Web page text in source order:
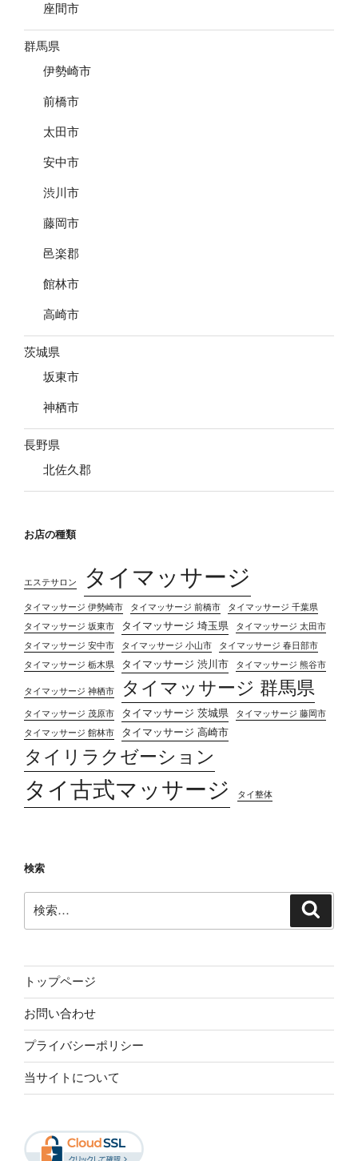
座間市
群馬県
伊勢崎市
前橋市
太田市
安中市
渋川市
藤岡市
邑楽郡
館林市
高崎市
茨城県
坂東市
神栖市
長野県
北佐久郡
お店の種類
エステサロン タイマッサージ
タイマッサージ 伊勢崎市 タイマッサージ 前橋市
タイマッサージ 千葉県
タイマッサージ 坂東市
タイマッサージ 埼玉県
タイマッサージ 太田市
タイマッサージ 安中市
タイマッサージ 小山市
タイマッサージ 春日部市
タイマッサージ 栃木県
タイマッサージ 渋川市 タイマッサージ 熊谷市
タイマッサージ 神栖市 タイマッサージ 群馬県
タイマッサージ 茂原市 タイマッサージ 茨城県
タイマッサージ 藤岡市
タイマッサージ 館林市
タイマッサージ 高崎市
タイリラクゼーション
タイ古式マッサージ タイ整体
検索
索:
トップページ
お問い合わせ
プライバシーポリシー
当サイトについて